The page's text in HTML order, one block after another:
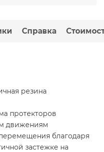
Справка
резина
протекторов
движениям
благодаря
застежке на